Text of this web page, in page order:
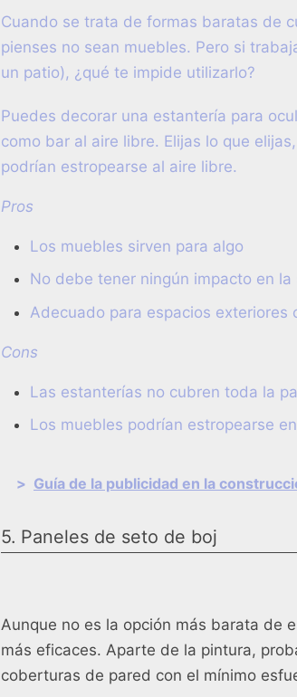
Cuando se trata de formas baratas de
pienses no sean muebles. Pero si
un patio), ¿qué te impide utilizarlo?
Puedes decorar una estantería para
como bar al aire libre. Elijas lo que
podrían estropearse al aire libre.
Pros
Los muebles sirven para algo
No debe tener ningún impacto en
Adecuado para espacios exteriores
Cons
Las estanterías no cubren toda la
Los muebles podrían estropearse
> Guía de la publicidad en la
5. Paneles de seto de boj
Aunque no es la opción más barata de
más eficaces. Aparte de la pintura,
coberturas de pared con el mínimo